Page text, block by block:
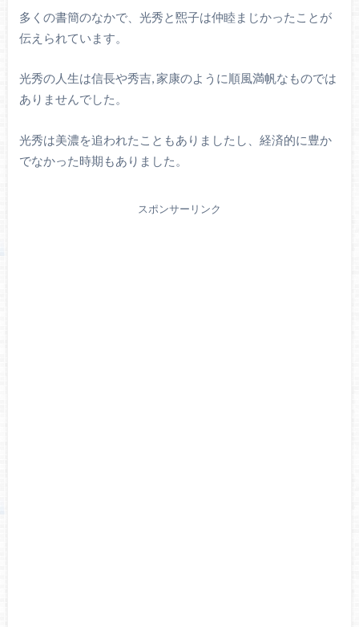
多くの書簡のなかで、光秀と煕子は仲睦まじかったことが
伝えられています。
光秀の人生は信長や秀吉, 家康のように順風満帆なものでは
ありませんでした。
光秀は美濃を追われたこともありましたし、経済的に豊か
でなかった時期もありました。
スポンサーリンク